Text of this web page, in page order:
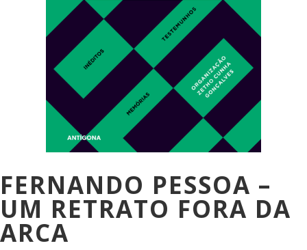
FERNANDO PESSOA –
UM RETRATO FORA DA
ARCA